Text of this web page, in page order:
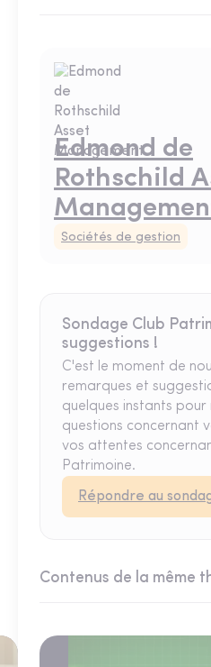
Edmond de
Rothschild
Sociétés de gestion
Sondage Club
suggestions !
C'est le moment de
remarques et
quelques instants
questions concernant
vos attentes
Patrimoine.
Répondre au
Contenus de la même